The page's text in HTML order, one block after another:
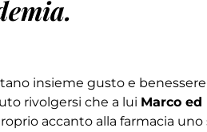
insieme gusto e
rivolgersi che a lui Marco ed
accanto alla farmacia uno